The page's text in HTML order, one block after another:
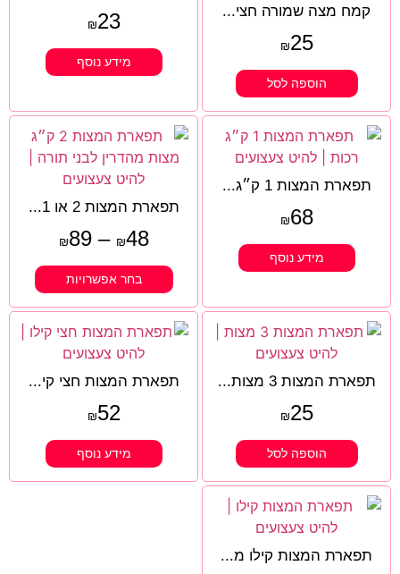
קמח מצה שמורה חצי...
₪25
הוספה לסל
₪23
מידע נוסף
תפארת המצות 1 ק״ג...
₪68
מידע נוסף
תפארת המצות 2 או 1...
₪48
–
₪89
בחר אפשרויות
תפארת המצות 3 מצות...
₪25
הוספה לסל
תפארת המצות חצי קי...
₪52
מידע נוסף
תפארת המצות קילו מ...